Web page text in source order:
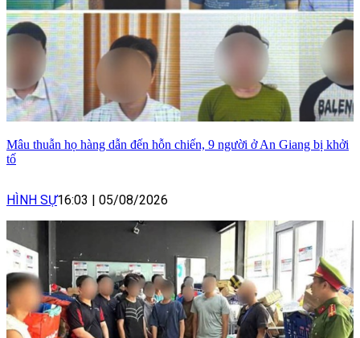
Mâu thuẫn họ hàng dẫn đến hỗn chiến, 9 người ở An Giang bị khởi
tố
HÌNH SỰ16:03 05/08/2026